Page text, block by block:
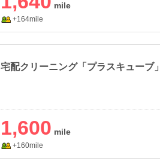
+164mile
宅配クリーニング「プラスキューブ」
1,600
+160mile